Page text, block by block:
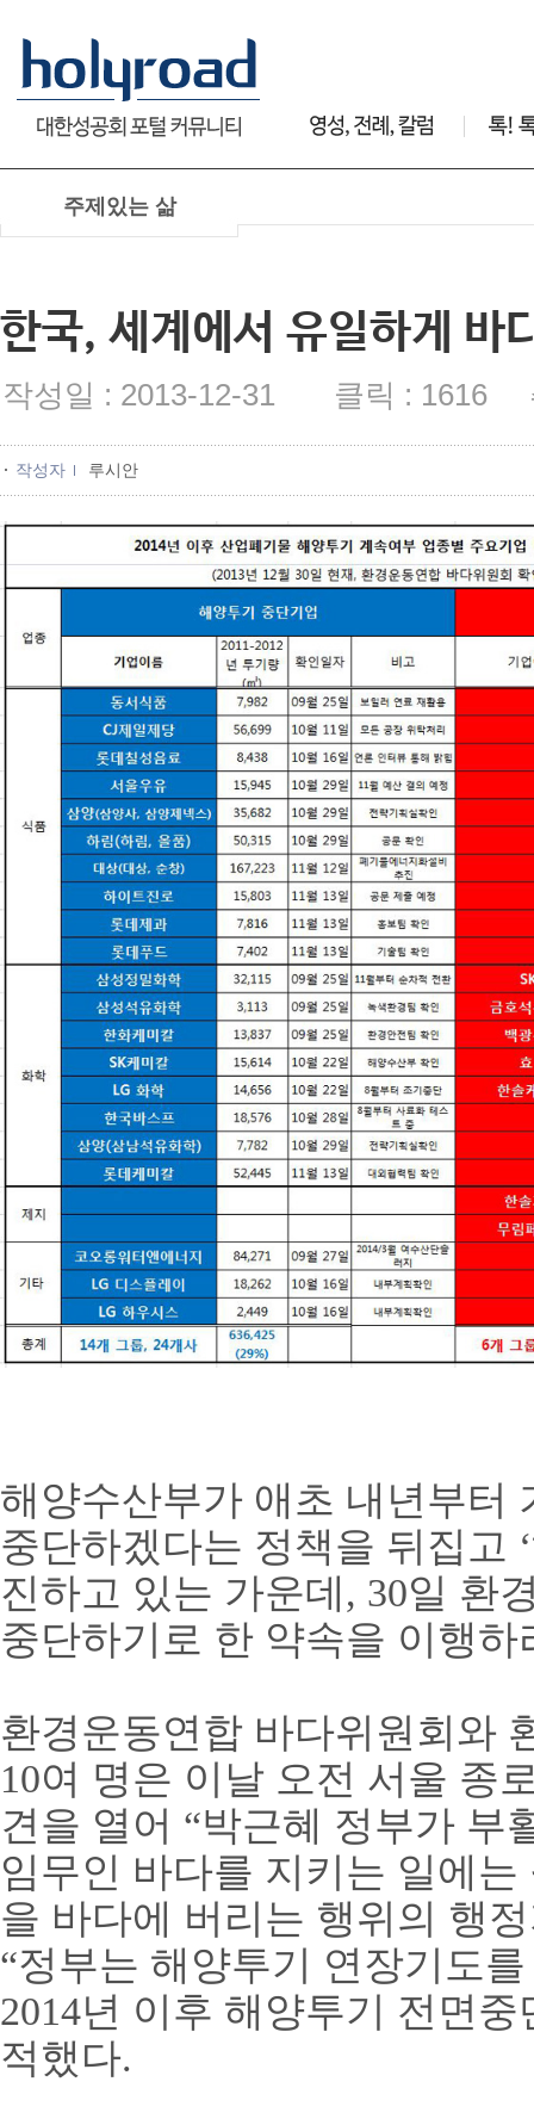
주제있는 삶
한국, 세계에서 유일하게 바
작성일 : 2013-12-31 클릭 : 1616
작성자 루시안
해양수산부가 애초 내년부터
중단하겠다는 정책을 뒤집고
진하고 있는 가운데, 30일 환
중단하기로 한 약속을 이행하
환경운동연합 바다위원회와
10여 명은 이날 오전 서울 종
견을 열어 “박근혜 정부가 부
임무인 바다를 지키는 일에
을 바다에 버리는 행위의 행
“정부는 해양투기 연장기도
2014년 이후 해양투기 전면
적했다.